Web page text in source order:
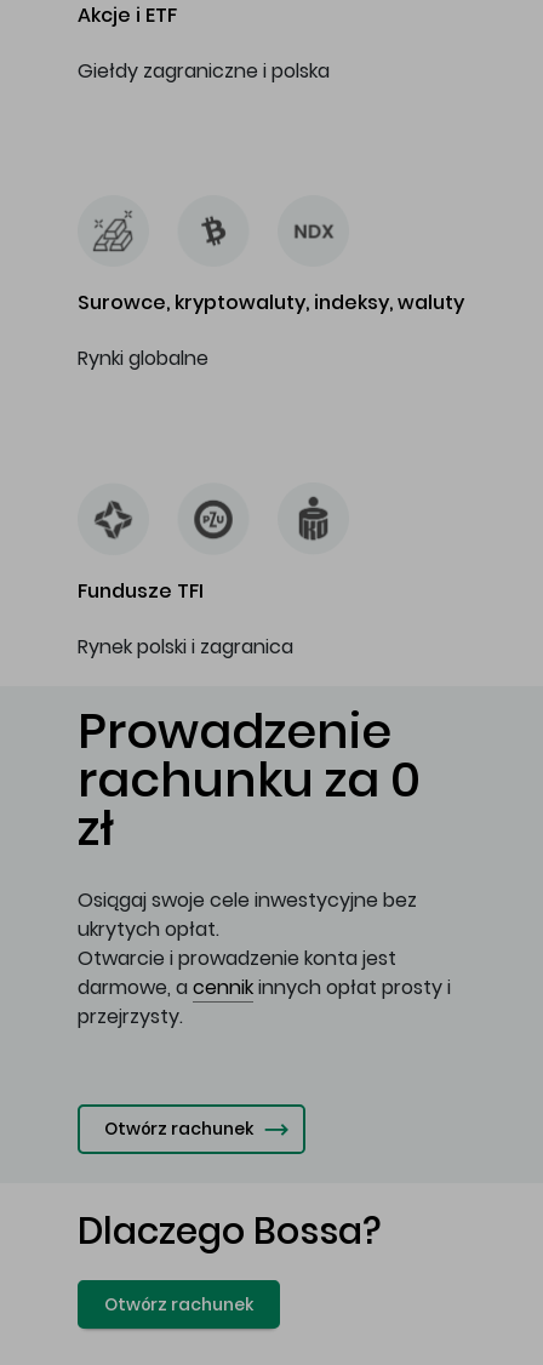
Akcje i ETF
Giełdy zagraniczne i polska
Surowce, kryptowaluty, indeksy, waluty
Rynki globalne
Fundusze TFI
Rynek polski i zagranica
Prowadzenie
rachunku za 0
zł
Osiągaj swoje cele inwestycyjne bez
ukrytych opłat.
Otwarcie i prowadzenie konta jest
darmowe, a cennikinnych opłat prosty i
przejrzysty.
Otwórz rachunek
Dlaczego Bossa?
Otwórz rachunek